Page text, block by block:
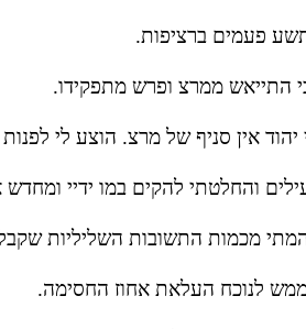
פעמים ברציפות.
התייאש ממרצ ופרש מתפקידו.
אין סניף של מרצ. הוצע לי
והחלטתי להקים במו ידיי
מכמות התשובות השליליות
לנוכח העלאת אחוז החסימה.